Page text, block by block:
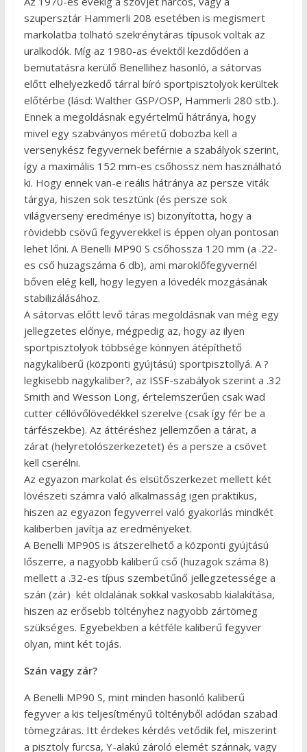
szupersztár Hammerli 208 esetében is megismert
markolatba tolható szekrénytáras típusok voltak az
uralkodók. Míg az 1980-as évektől kezdődően a
bemutatásra kerülő Benellihez hasonló, a sátorvas
előtt elhelyezkedő tárral bíró sportpisztolyok kerültek
előtérbe (lásd: Walther GSP/OSP, Hammerli 280 stb.).
Ennek a megoldásnak egyértelmű hátránya, hogy
mivel egy szabványos méretű dobozba kell a
versenykész fegyvernek beférnie a szabályok szerint,
így a maximális 152 mm-es csőhossz nem használható
ki. Hogy ennek van-e reális hátránya az persze viták
tárgya, hiszen sok tesztünk (és persze sok
világverseny eredménye is) bizonyította, hogy a
rövidebb csövű fegyverekkel is éppen olyan pontosan
lehet lőni. A Benelli MP90 S csőhossza 120 mm (a .22-
es cső huzagszáma 6 db), ami maroklőfegyvernél
bőven elég kell, hogy legyen a lövedék mozgásának
stabilizálásához.
A sátorvas előtt levő táras megoldásnak van még egy
jellegzetes előnye, mégpedig az, hogy az ilyen
sportpisztolyok többsége könnyen átépíthető
nagykaliberű (központi gyújtású) sportpisztollyá. A ?
legkisebb nagykaliber?, az ISSF-szabályok szerint a .32
Smith and Wesson Long, értelemszerűen csak wad
cutter céllövőlövedékkel szerelve (csak így fér be a
tárfészekbe). Az áttéréshez jellemzően a tárat, a
zárat (helyretolószerkezetet) és a persze a csövet
kell cserélni.
Az egyazon markolat és elsütőszerkezet mellett két
lövészeti számra való alkalmasság igen praktikus,
hiszen az egyazon fegyverrel való gyakorlás mindkét
kaliberben javítja az eredményeket.
A Benelli MP90S is átszerelhető a központi gyújtású
lőszerre, a nagyobb kaliberű cső (huzagok száma 8)
mellett a .32-es típus szembetűnő jellegzetessége a
szán (zár) két oldalának sokkal vaskosabb kialakítása,
hiszen az erősebb töltényhez nagyobb zártömeg
szükséges. Egyebekben a kétféle kaliberű fegyver
olyan, mint két tojás.
Szán vagy zár?
A Benelli MP90 S, mint minden hasonló kaliberű
fegyver a kis teljesítményű töltényből adódan szabad
tömegzáras. Itt érdekes kérdés vetődik fel, miszerint
a pisztoly furcsa, Y-alakú zároló elemét szánnak, vagy